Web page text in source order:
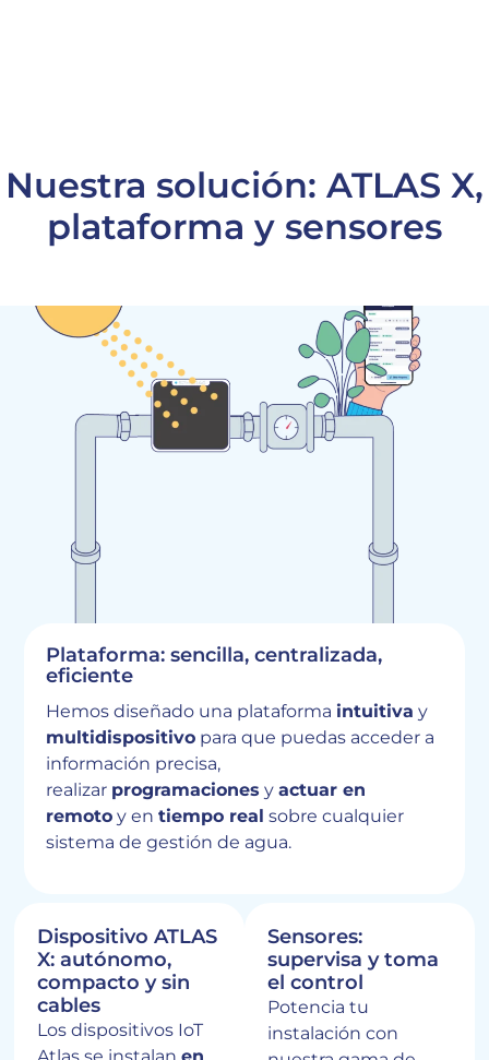
Nuestra solución: ATLAS X,
plataforma y sensores
Plataforma: sencilla, centralizada,
eficiente
Hemos diseñado una plataforma intuitiva y
multidispositivo para que puedas acceder a
información precisa,
realizar programaciones yactuar en
remoto y entiempo real sobre cualquier
sistema de gestión de agua.
Dispositivo ATLAS
X: autónomo,
compacto y sin
cables
Los dispositivos IoT
Sensores:
supervisa y toma
el control
Potencia tu
instalación con